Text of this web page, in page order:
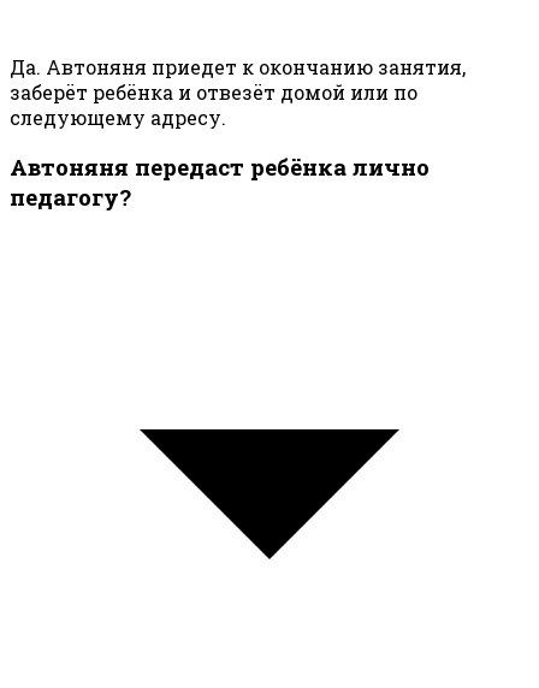
Да. Автоняня приедет к окончанию занятия,
заберёт ребёнка и отвезёт домой или по
следующему адресу.
Автоняня передаст ребёнка лично
педагогу?